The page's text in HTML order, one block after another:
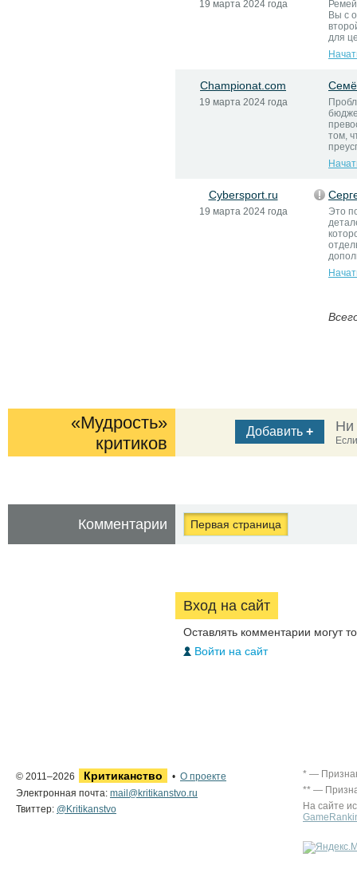
19 марта 2024 года
Вы с
для
Championat.com
19 марта 2024 года
том,
Cybersport.ru
19 марта 2024 года
Это
«Мудрость»
критиков
Добавить + Ни
Комментарии Первая страница
Вход на сайт
Оставлять комментарии могут
Войти на сайт
© 2011–2026 Критиканство • О проекте
Электронная почта: mail@kritikanstvo.ru
Твиттер: @Kritikanstvo
* —
** —
На сайте